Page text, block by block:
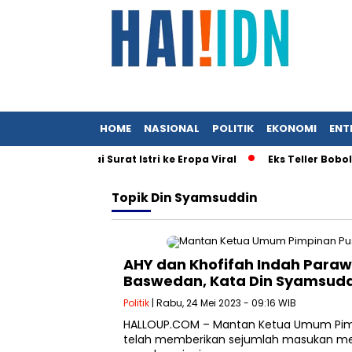
HOME NASIONAL POLITIK EKONOMI
UMKM Usai Surat Istri ke Eropa Viral Eks Teller Bobol
TopikDin Syamsuddin
AHY dan Khofifah Indah
Baswedan, Kata Din
Politik | Rabu, 24 Mei 2023 - 09:16 WIB
HALLOUP.COM – Mantan Ketua Umum
telah memberikan sejumlah masukan